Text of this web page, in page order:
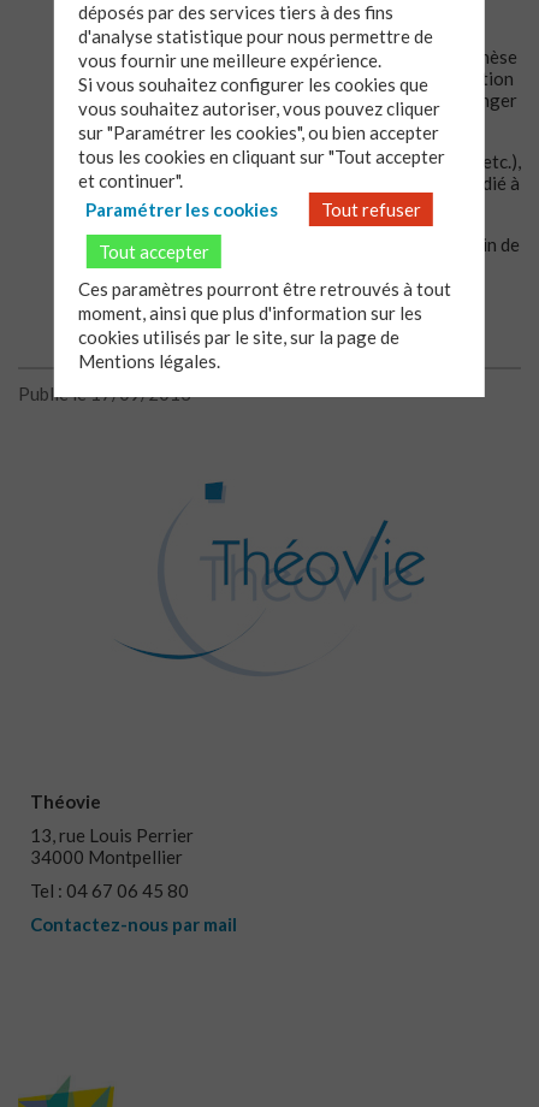
« Le Grand plongeon » invite à s’y (re-)plonger!
Chacun des 10 thèmes contenus dans ce livre de catéchèse
se décline en : une fiche théologique, une fiche d’animation
pour les enfants, une pour les jeunes, et une pour échanger
entre adultes.
Les ressources pour chaque animation (dessins, texte, etc.),
sont à télécharger gratuitement sur le site internet dédié à
l’ouvrage sur :http://legrandplongeon.fr/index.html
Voici le lien pour vous procurer le dépliant (avec bulletin de
commande):
Publié le 17/09/2013
Théovie
13, rue Louis Perrier
34000 Montpellier
Tel : 04 67 06 45 80
Contactez-nous par mail
déposés par des services tiers à des fins
d'analyse statistique pour nous permettre de
vous fournir une meilleure expérience.
Si vous souhaitez configurer les cookies que
vous souhaitez autoriser, vous pouvez cliquer
sur "Paramétrer les cookies", ou bien accepter
tous les cookies en cliquant sur "Tout accepter
et continuer".
Paramétrer les cookies
Tout refuser
Tout accepter
Ces paramètres pourront être retrouvés à tout
moment, ainsi que plus d'information sur les
cookies utilisés par le site, sur la page de
Mentions légales.